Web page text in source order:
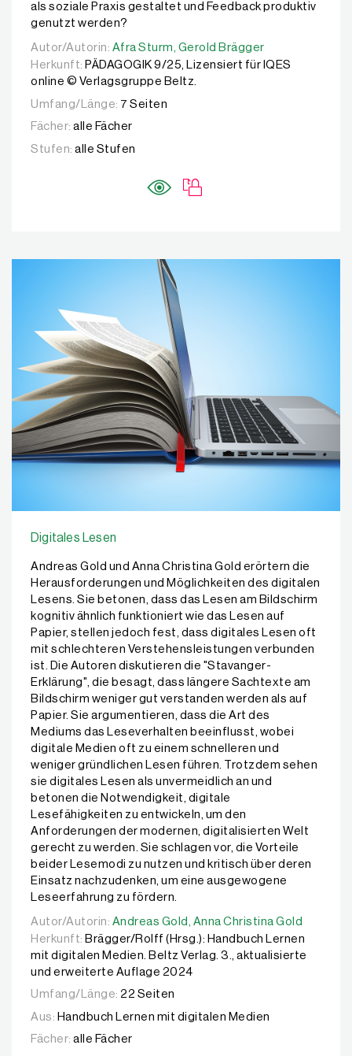
als soziale Praxis gestaltet und Feedback produktiv
genutzt werden?
Autor/Autorin: Afra Sturm, Gerold Brägger
Autor/Autorin: Afra Sturm, Gerold Brägger
Herkunft: PÄDAGOGIK 9/25, Lizensiert für IQES
online © Verlagsgruppe Beltz.
Umfang/Länge: 7 Seiten
Fächer: alle Fächer
Stufen: alle Stufen
Digitales Lesen
Andreas Gold und Anna Christina Gold erörtern die
Herausforderungen und Möglichkeiten des digitalen
Lesens. Sie betonen, dass das Lesen am Bildschirm
kognitiv ähnlich funktioniert wie das Lesen auf
Papier, stellen jedoch fest, dass digitales Lesen oft
mit schlechteren Verstehensleistungen verbunden
ist. Die Autoren diskutieren die "Stavanger-
Erklärung", die besagt, dass längere Sachtexte am
Bildschirm weniger gut verstanden werden als auf
Papier. Sie argumentieren, dass die Art des
Mediums das Leseverhalten beeinflusst, wobei
digitale Medien oft zu einem schnelleren und
weniger gründlichen Lesen führen. Trotzdem sehen
sie digitales Lesen als unvermeidlich an und
betonen die Notwendigkeit, digitale
Lesefähigkeiten zu entwickeln, um den
Anforderungen der modernen, digitalisierten Welt
gerecht zu werden. Sie schlagen vor, die Vorteile
beider Lesemodi zu nutzen und kritisch über deren
Einsatz nachzudenken, um eine ausgewogene
Leseerfahrung zu fördern.
Autor/Autorin: Andreas Gold, Anna Christina Gold
Autor/Autorin: Andreas Gold, Anna Christina Gold
Herkunft: Brägger/Rolff (Hrsg.): Handbuch Lernen
mit digitalen Medien. Beltz Verlag. 3., aktualisierte
und erweiterte Auflage 2024
Umfang/Länge: 22 Seiten
Aus: Handbuch Lernen mit digitalen Medien
Fächer: alle Fächer